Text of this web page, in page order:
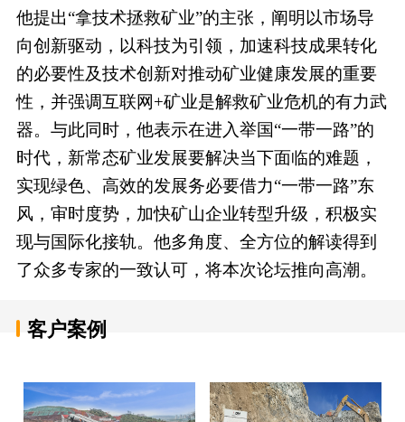
他提出“拿技术拯救矿业”的主张，阐明以市场导
向创新驱动，以科技为引领，加速科技成果转化
的必要性及技术创新对推动矿业健康发展的重要
性，并强调互联网+矿业是解救矿业危机的有力武
器。与此同时，他表示在进入举国“一带一路”的
时代，新常态矿业发展要解决当下面临的难题，
实现绿色、高效的发展务必要借力“一带一路”东
风，审时度势，加快矿山企业转型升级，积极实
现与国际化接轨。他多角度、全方位的解读得到
了众多专家的一致认可，将本次论坛推向高潮。
客户案例